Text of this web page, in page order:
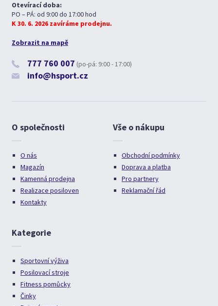
Otevírací doba:
PO – PÁ: od 9:00 do 17:00 hod
K 30. 6. 2026 zavíráme prodejnu.
Zobrazit na mapě
777 760 007 (po-pá: 9:00 - 17:00)
info@hsport.cz
O společnosti
O nás
Magazín
Kamenná prodejna
Realizace posiloven
Kontakty
Vše o nákupu
Obchodní podmínky
Doprava a platba
Pro partnery
Reklamační řád
Kategorie
Sportovní výživa
Posilovací stroje
Fitness pomůcky
Činky